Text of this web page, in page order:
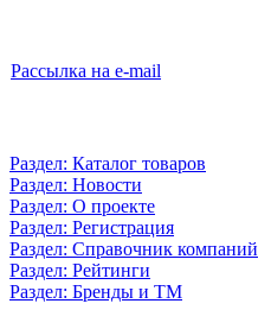
Рассылка на e-mail
Раздел: Каталог товаров
Раздел: Новости
Раздел: О проекте
Раздел: Регистрация
Раздел: Справочник компаний
Раздел: Рейтинги
Раздел: Бренды и ТМ